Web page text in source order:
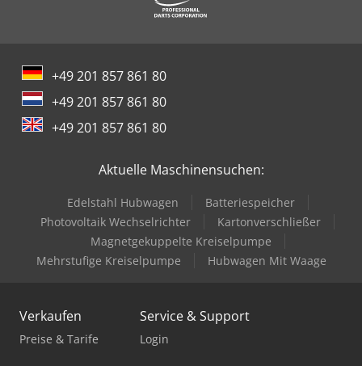
+49 201 857 861 80
+49 201 857 861 80
+49 201 857 861 80
Aktuelle Maschinensuchen:
Edelstahl Hubwagen
Batteriespeicher
Photovoltaik Wechselrichter
Kartonverschließer
Magnetgekuppelte Kreiselpumpe
Mehrstufige Kreiselpumpe
Hubwagen Mit Waage
Verkaufen
Preise & Tarife
Service & Support
Login